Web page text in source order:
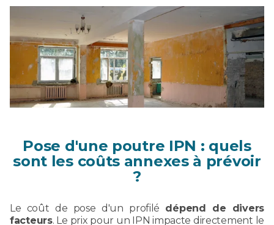
Pose d'une poutre IPN : quels
sont les coûts annexes à prévoir
?
Le coût de pose d'un profilé dépend de divers
facteurs. Le prix pour un IPN impacte directement le